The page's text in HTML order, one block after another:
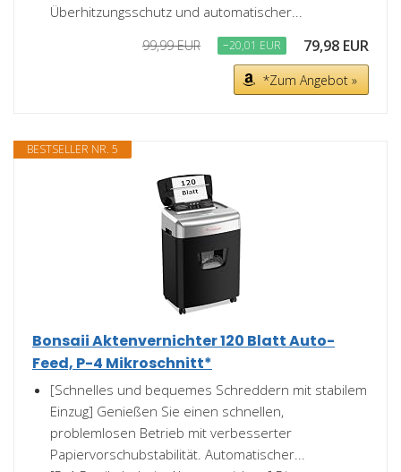
Überhitzungsschutz und automatischer...
99,99 EUR −20,01 EUR 79,98 EUR
*Zum Angebot »
BESTSELLER NR. 5
Bonsaii Aktenvernichter 120 Blatt Auto-
Feed, P-4 Mikroschnitt*
[Schnelles und bequemes Schreddern mit stabilem
Einzug] Genießen Sie einen schnellen,
problemlosen Betrieb mit verbesserter
Papiervorschubstabilität. Automatischer...